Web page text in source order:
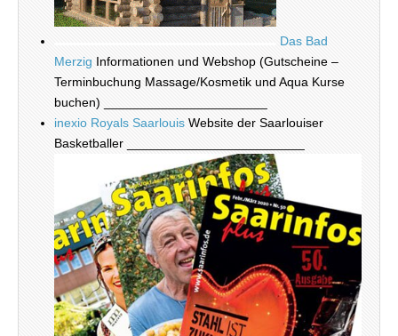
Das Bad
Merzig Informationen und Webshop (Gutscheine –
Terminbuchung Massage/Kosmetik und Aqua Kurse
buchen) _______________________
inexio Royals Saarlouis Website der Saarlouiser
Basketballer _________________________